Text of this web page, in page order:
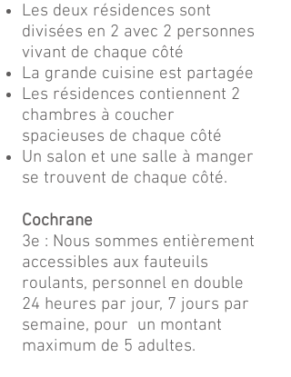
​Les deux résidences sont
divisées en 2 avec 2 personnes
vivant de chaque côté
La grande cuisine est partagée
Les résidences contiennent 2
chambres à coucher
spacieuses de chaque côté
Un salon et une salle à manger
se trouvent de chaque côté.
Cochrane
3e : Nous sommes entièrement
accessibles aux fauteuils
roulants, personnel en double
24 heures par jour, 7 jours par
semaine, pour un montant
maximum de 5 adultes.